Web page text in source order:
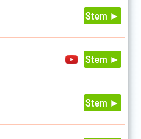
Stem ►
Stem ►
Stem ►